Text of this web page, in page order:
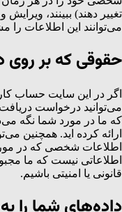
تغییر دهند) ببینند،
می‌توانند این اطلاعات را
حقوقی که بر روی
اگر در این سایت حساب
می‌توانید درخواست
که ما در مورد شما نگه
ارائه کرده اید. همچنین
اطلاعات شخصی که در
اطلاعاتی نیست که ما
قانونی یا امنیتی باشیم.